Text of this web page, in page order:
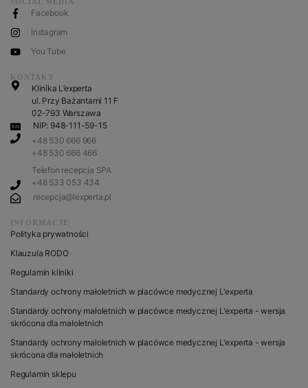
Facebook
Instagram
You Tube
KONTAKT
Klinika L’experta
ul. Przy Bażantarni 11 F
02-793 Warszawa
NIP: 948-111-59-15
+48 530 666 966
+48 530 666 466
Telefon recepcja SPA
+48 533 053 434
recepcja@lexperta.pl
INFORMACJE
Polityka prywatności
Klauzula RODO
Regulamin kliniki
Standardy ochrony małoletnich w placówce medycznej L'experta
Standardy ochrony małoletnich w placówce medycznej L'experta - wersja
skrócona dla małoletnich
Standardy ochrony małoletnich w placówce medycznej L'experta - wersja
skrócona dla małoletnich
Regulamin sklepu